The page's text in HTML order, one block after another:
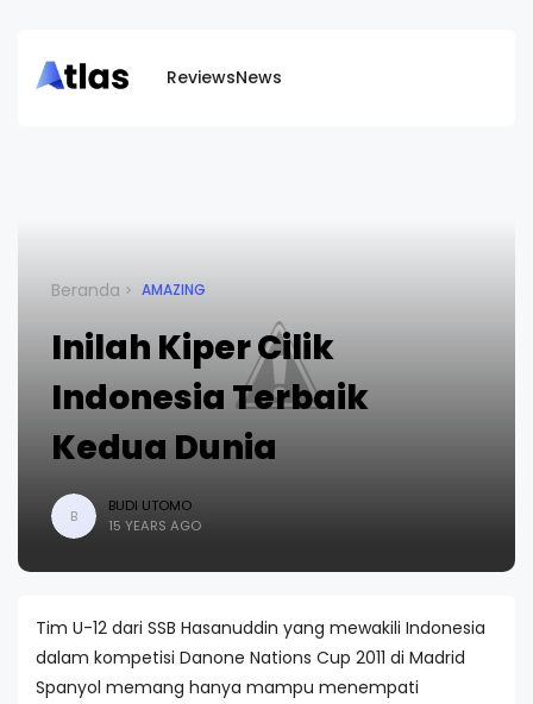
ReviewsNews
Beranda AMAZING
Inilah Kiper Cilik
Indonesia Terbaik
Kedua Dunia
B
BUDI UTOMO
15 YEARS AGO
Tim U-12 dari SSB Hasanuddin yang mewakili Indonesia
dalam kompetisi Danone Nations Cup 2011 di Madrid
Spanyol memang hanya mampu menempati